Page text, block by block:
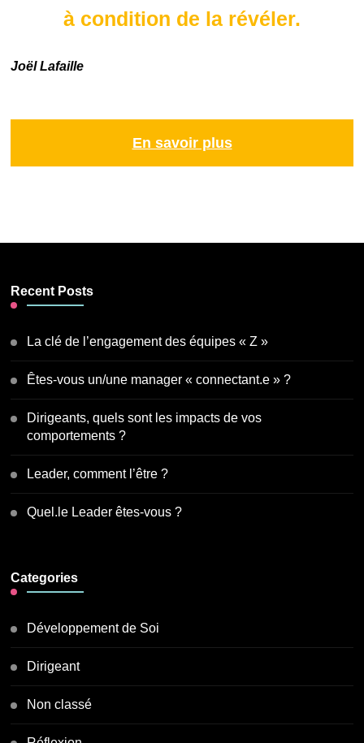
à condition de la révéler.
Joël Lafaille
En savoir plus
Recent Posts
La clé de l’engagement des équipes « Z »
Êtes-vous un/une manager « connectant.e » ?
Dirigeants, quels sont les impacts de vos
comportements ?
Leader, comment l’être ?
Quel.le Leader êtes-vous ?
Categories
Développement de Soi
Dirigeant
Non classé